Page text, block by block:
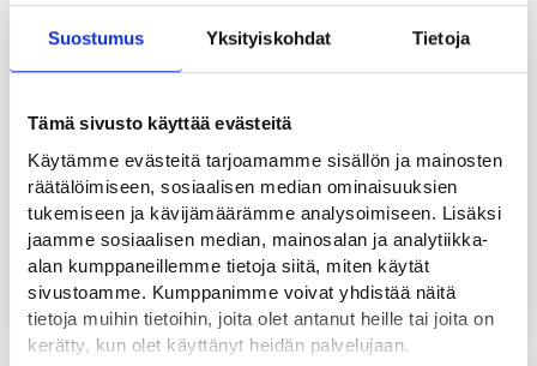
Suostumus Yksityiskohdat Tietoja
Tämä sivusto käyttää evästeitä
Käytämme evästeitä tarjoamamme sisällön ja mainosten
räätälöimiseen, sosiaalisen median ominaisuuksien
tukemiseen ja kävijämäärämme analysoimiseen. Lisäksi
jaamme sosiaalisen median, mainosalan ja analytiikka-
alan kumppaneillemme tietoja siitä, miten käytät
sivustoamme. Kumppanimme voivat yhdistää näitä
tietoja muihin tietoihin, joita olet antanut heille tai joita on
kerätty, kun olet käyttänyt heidän palvelujaan.
Jos sinulla ei ole vielä työ- tai opiskelupaikkaa
tiedossa, muista ilmoittautua työnhakijaksi
ALUEUUTINEN